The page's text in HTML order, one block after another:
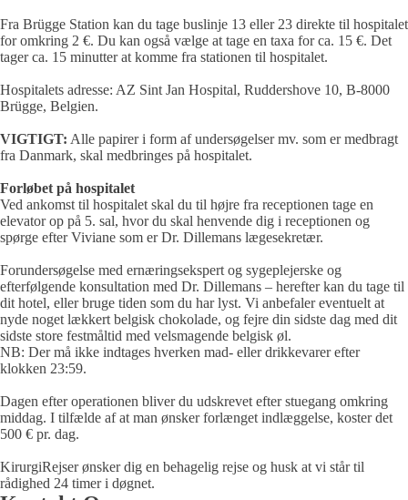
Fra Brügge Station kan du tage buslinje 13 eller 23 direkte til hospitalet
for omkring 2 €. Du kan også vælge at tage en taxa for ca. 15 €. Det
tager ca. 15 minutter at komme fra stationen til hospitalet.
Hospitalets adresse: AZ Sint Jan Hospital, Ruddershove 10, B-8000
Brügge, Belgien.
VIGTIGT: Alle papirer i form af undersøgelser mv. som er medbragt
fra Danmark, skal medbringes på hospitalet.
Forløbet på hospitalet
Ved ankomst til hospitalet skal du til højre fra receptionen tage en
elevator op på 5. sal, hvor du skal henvende dig i receptionen og
spørge efter Viviane som er Dr. Dillemans lægesekretær.
Forundersøgelse med ernæringsekspert og sygeplejerske og
efterfølgende konsultation med Dr. Dillemans – herefter kan du tage til
dit hotel, eller bruge tiden som du har lyst. Vi anbefaler eventuelt at
nyde noget lækkert belgisk chokolade, og fejre din sidste dag med dit
sidste store festmåltid med velsmagende belgisk øl.
NB: Der må ikke indtages hverken mad- eller drikkevarer efter
klokken 23:59.
Dagen efter operationen bliver du udskrevet efter stuegang omkring
middag. I tilfælde af at man ønsker forlænget indlæggelse, koster det
500 € pr. dag.
KirurgiRejser ønsker dig en behagelig rejse og husk at vi står til
rådighed 24 timer i døgnet.